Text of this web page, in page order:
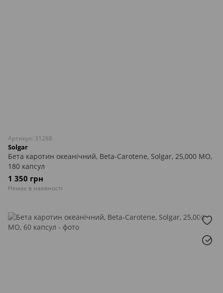
Артикул: 31288
Solgar
Бета каротин океанічний, Beta-Carotene, Solgar, 25,000 МО,
180 капсул
1 350 грн
Немає в наявності